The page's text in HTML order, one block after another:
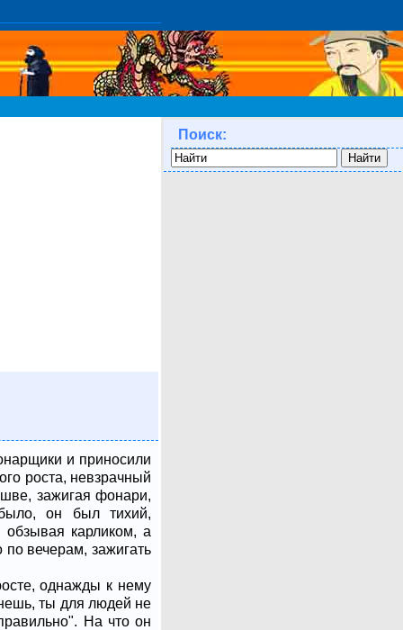
и приносили
роста, невзрачный
зажигая фонари,
он был тихий,
карликом, а
вечерам, зажигать
однажды к нему
ты для людей не
На что он
Поиск: